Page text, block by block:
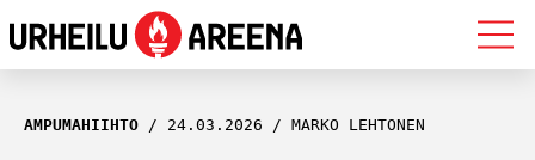
OLYMPIALAISET
AMPUMAHIIHTO 24.03.2026 MARKO LEHTONEN